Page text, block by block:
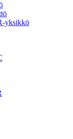
yksikkö